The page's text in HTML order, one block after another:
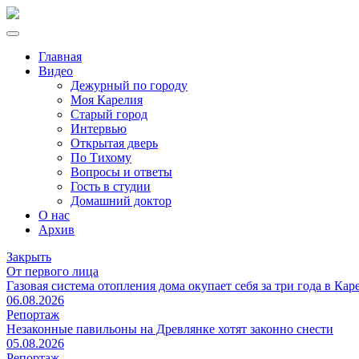
Главная
Видео
Дежурный по городу
Моя Карелия
Старый город
Интервью
Открытая дверь
По Тихому
Вопросы и ответы
Гость в студии
Домашний доктор
О нас
Архив
Закрыть
От первого лица
Газовая система отопления дома окупает себя за три года в
06.08.2026
Репортаж
Незаконные павильоны на Древлянке хотят законно снести
05.08.2026